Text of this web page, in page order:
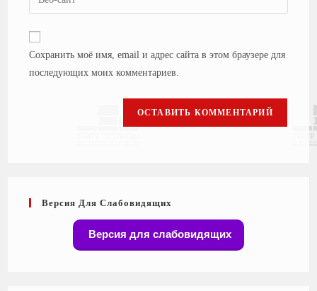
Сохранить моё имя, email и адрес сайта в этом браузере для
последующих моих комментариев.
Версия Для Слабовидящих
Версия для слабовидящих